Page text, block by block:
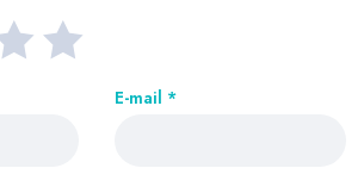
E-mail *